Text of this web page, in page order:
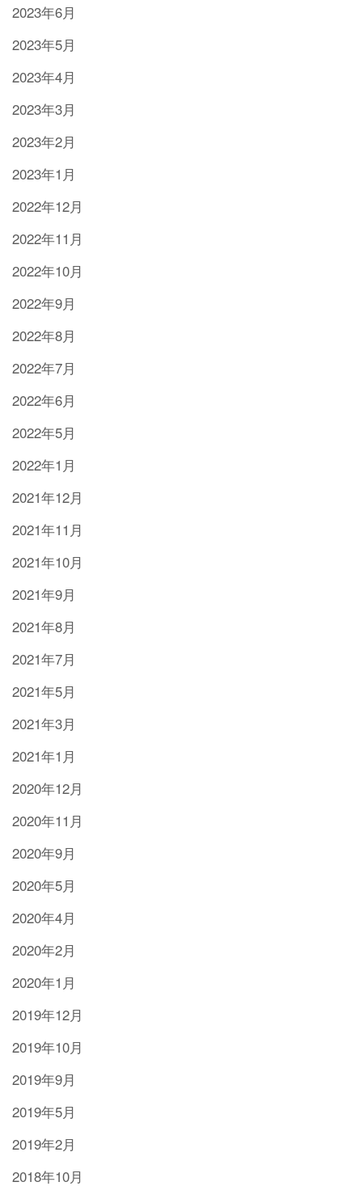
2023年6月
2023年5月
2023年4月
2023年3月
2023年2月
2023年1月
2022年12月
2022年11月
2022年10月
2022年9月
2022年8月
2022年7月
2022年6月
2022年5月
2022年1月
2021年12月
2021年11月
2021年10月
2021年9月
2021年8月
2021年7月
2021年5月
2021年3月
2021年1月
2020年12月
2020年11月
2020年9月
2020年5月
2020年4月
2020年2月
2020年1月
2019年12月
2019年10月
2019年9月
2019年5月
2019年2月
2018年10月